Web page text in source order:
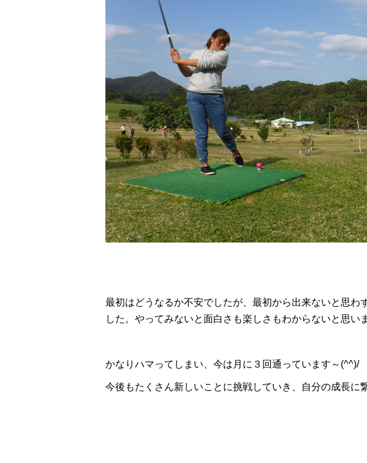
最初はどうなるか不安でしたが、最初から出来ないと思わ
した。やってみないと面白さも楽しさもわからないと思い
かなりハマってしまい、今は月に３回通っています～(^^)/
今後もたくさん新しいことに挑戦していき、自分の成長に